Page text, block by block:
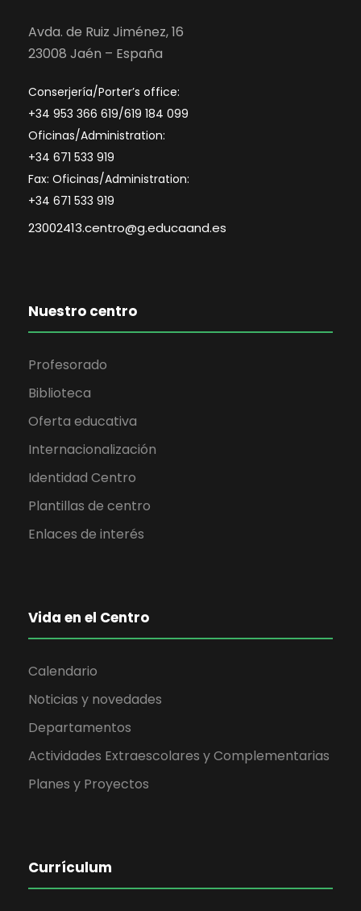
Avda. de Ruiz Jiménez, 16
23008 Jaén – España
Conserjería/Porter’s office:
+34 953 366 619/619 184 099
Oficinas/Administration:
+34 671 533 919
Fax: Oficinas/Administration:
+34 671 533 919
23002413.centro@g.educaand.es
Nuestro centro
Profesorado
Biblioteca
Oferta educativa
Internacionalización
Identidad Centro
Plantillas de centro
Enlaces de interés
Vida en el Centro
Calendario
Noticias y novedades
Departamentos
Actividades Extraescolares y Complementarias
Planes y Proyectos
Currículum